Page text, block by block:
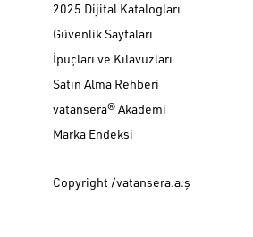
2025 Dijital Katalogları
Güvenlik Sayfaları
İpuçları ve Kılavuzları
Satın Alma Rehberi
vatansera® Akademi
Marka Endeksi
Copyright /vatansera.a.ş